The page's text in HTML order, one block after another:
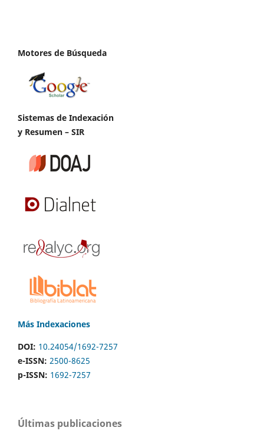
Motores de Búsqueda
Sistemas de Indexación
y Resumen – SIR
Más Indexaciones
DOI: 10.24054/1692-7257
e-ISSN: 2500-8625
p-ISSN: 1692-7257
Últimas publicaciones